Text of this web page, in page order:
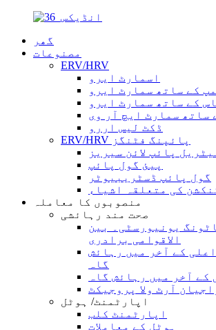
گھر
مصنوعات
ERV/HRV
اسمارٹ ایرو
کے ساتھ سمارٹ ایرو
کے ساتھ سمارٹ ایرو
ساتھ سمارٹ ایچ آر وی
ڈکٹ لیس اررو
ERV/HRV پائپنگ فٹنگز
پائپ لائن سیریز
پیئ گول پائپ
گول پائپ ڈسٹریبیوٹر
کی متعلقہ اشیاء
منصوبوں کا معاملہ
صحت مند رہائشی
یونیورسٹی۔ بین
الاقوامی برادری
کے آخر میں رہائش
گاہ
کے آخر میں رہائش گاہ
آرٹ ولا پروجیکٹ
اپارٹمنٹ/ ہوٹل
اپارٹمنٹ کلب
ہوٹل کے معاملات